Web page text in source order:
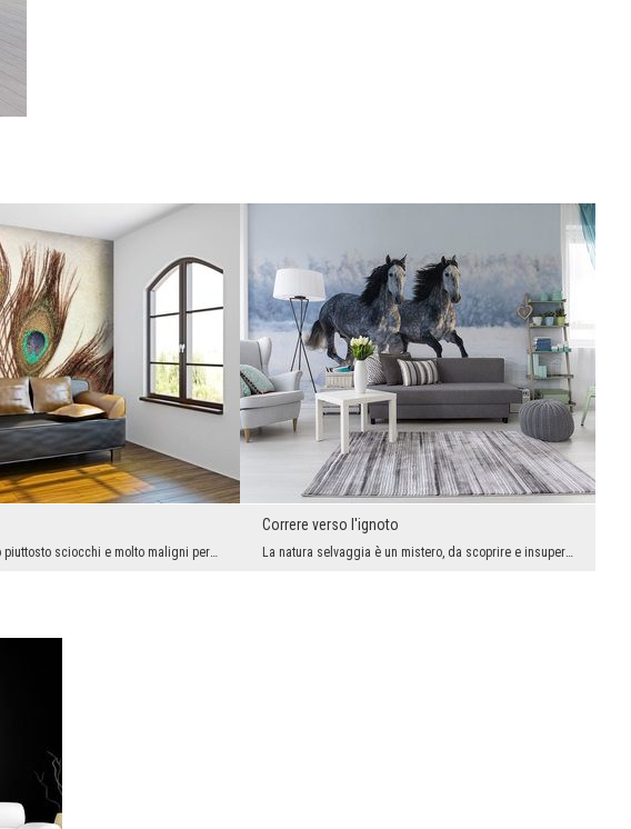
Si dice che siano piuttosto sciocchi e molto maligni per natura. Queste qualità negative non sign...
Correre verso l'ignoto
La natura selvaggia è un mistero, da scoprire e insuperabile. Se abbiamo la forza, non possiamo c...